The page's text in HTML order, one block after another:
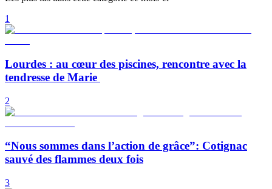
1
Lourdes : au cœur des piscines, rencontre avec la
tendresse de Marie
2
“Nous sommes dans l’action de grâce”: Cotignac
sauvé des flammes deux fois
3